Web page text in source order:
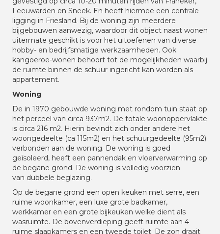
Leeuwarden en Sneek. En heeft hiermee een centrale
ligging in Friesland. Bij de woning zijn meerdere
bijgebouwen aanwezig, waardoor dit object naast wonen
uitermate geschikt is voor het uitoefenen van diverse
hobby- en bedrijfsmatige werkzaamheden. Ook
kangoeroe-wonen behoort tot de mogelijkheden waarbij
de ruimte binnen de schuur ingericht kan worden als
appartement.
Woning
De in 1970 gebouwde woning met rondom tuin staat op
het perceel van circa 937m2. De totale woonoppervlakte
is circa 216 m2. Hierin bevindt zich onder andere het
woongedeelte (ca 115m2) en het schuurgedeelte (95m2)
verbonden aan de woning. De woning is goed
geïsoleerd, heeft een pannendak en vloerverwarming op
de begane grond. De woning is volledig voorzien
van dubbele beglazing.
Op de begane grond een open keuken met serre, een
ruime woonkamer, een luxe grote badkamer,
werkkamer en een grote bijkeuken welke dient als
wasruimte. De bovenverdieping geeft ruimte aan 4
ruime slaapkamers en een tweede toilet. De zon draait